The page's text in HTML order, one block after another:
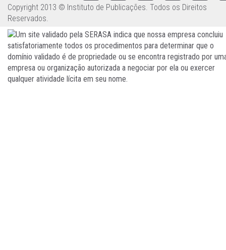
Copyright 2013 © Instituto de Publicações. Todos os Direitos
Reservados.